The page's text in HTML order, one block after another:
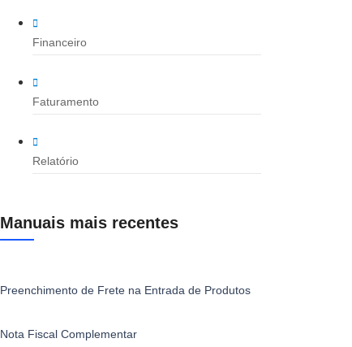
Financeiro
Faturamento
Relatório
Manuais mais recentes
Preenchimento de Frete na Entrada de Produtos
Nota Fiscal Complementar